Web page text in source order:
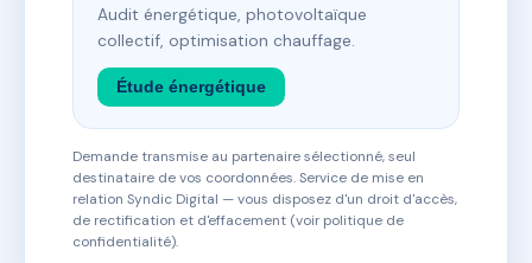
Audit énergétique, photovoltaïque
collectif, optimisation chauffage.
Étude énergétique
Demande transmise au partenaire sélectionné, seul
destinataire de vos coordonnées. Service de mise en
relation Syndic Digital — vous disposez d'un droit d'accès,
de rectification et d'effacement (voir politique de
confidentialité).